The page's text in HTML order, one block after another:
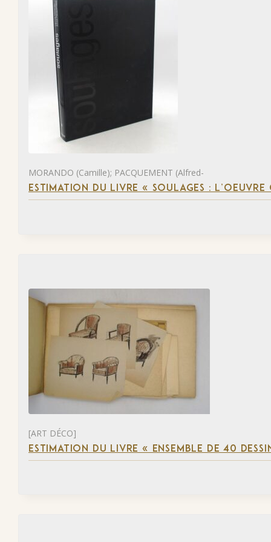
MORANDO (Camille); PACQUEMENT (Alfred-
ESTIMATION DU LIVRE « SOULAGES :
[ART DÉCO]
ESTIMATION DU LIVRE « ENSEMBLE DE 40